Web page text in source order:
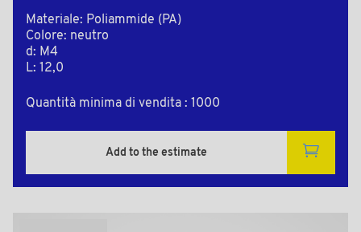
Materiale: Poliammide (PA)
Colore: neutro
d: M4
L: 12,0
Quantità minima di vendita : 1000
Add to the estimate